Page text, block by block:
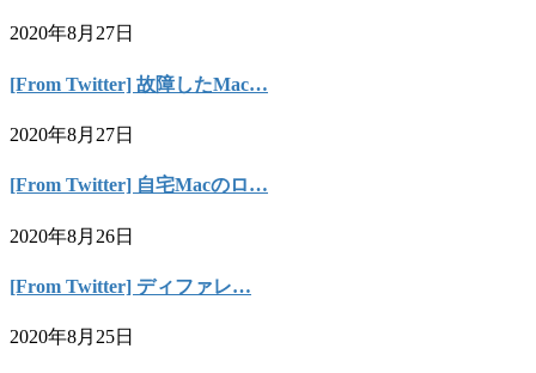
2020年8月27日
[From Twitter] 故障したMac…
2020年8月27日
[From Twitter] 自宅Macのロ…
2020年8月26日
[From Twitter] ディファレ…
2020年8月25日